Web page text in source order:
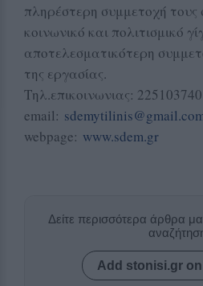
πληρέστερη συμμετοχή τους
κοινωνικό και πολιτισμικό
αποτελεσματικότερη
της εργασίας.
Τηλ.επικοινωνιας:
email:
webpage: www.sdem.gr
Δείτε περισσότερα άρθρα
Add stonisi.gr